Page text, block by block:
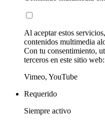
Al aceptar estos
contenidos multimedia
Con tu consentimiento,
terceros en este sitio web:
Vimeo, YouTube
Requerido
Siempre activo